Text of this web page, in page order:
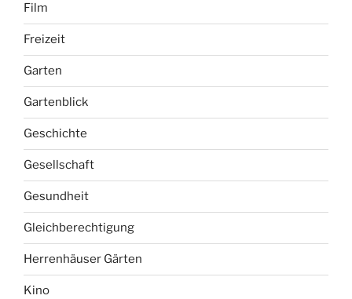
Film
Freizeit
Garten
Gartenblick
Geschichte
Gesellschaft
Gesundheit
Gleichberechtigung
Herrenhäuser Gärten
Kino